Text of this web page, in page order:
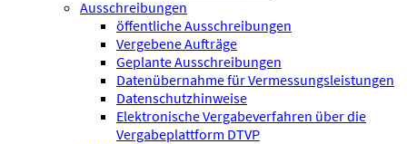
Ausschreibungen
öffentliche Ausschreibungen
Vergebene Aufträge
Geplante Ausschreibungen
Datenübernahme für Vermessungsleistungen
Datenschutzhinweise
Elektronische Vergabeverfahren über die
Vergabeplattform DTVP